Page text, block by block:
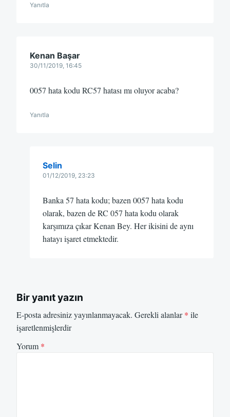
Yanıtla
Kenan Başar
30/11/2019, 16:45
0057 hata kodu RC57 hatası mı oluyor acaba?
Yanıtla
Selin
01/12/2019, 23:23
Banka 57 hata kodu; bazen 0057 hata kodu
olarak, bazen de RC 057 hata kodu olarak
karşımıza çıkar Kenan Bey. Her ikisini de aynı
hatayı işaret etmektedir.
Bir yanıt yazın
E-posta adresiniz yayınlanmayacak. Gerekli alanlar* ile
işaretlenmişlerdir
Yorum *